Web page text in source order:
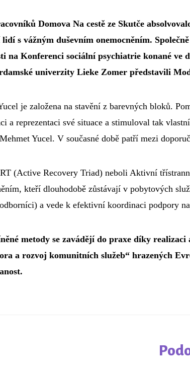
Domova Na cestě ze Skutče
lidí s vážným duševním onemocněním.
na Konferenci sociální psychiatrie konané ve
univerzity Lieke Zomer představili
je založena na stavění z barevných bloků.
a reprezentaci své situace a stimuloval tak
Yucel. V současné době patří mezi
(Active Recovery Triad) neboli Aktivní
kteří dlouhodobě zůstávají v pobytových
a vede k efektivní koordinaci podpory
metody se zavádějí do praxe díky
a rozvoj komunitních služeb“ hrazených